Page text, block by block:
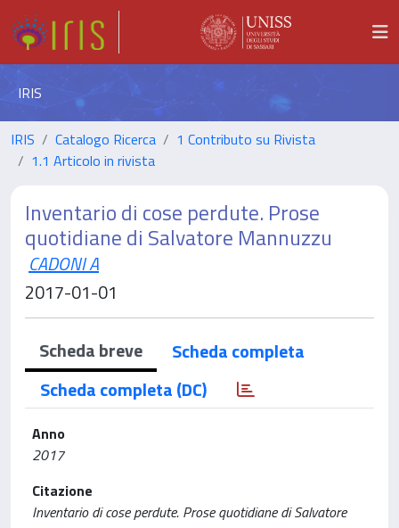
IRIS
IRIS Catalogo Ricerca
1 Contributo su Rivista
1.1 Articolo in rivista
Inventario di cose perdute. Prose
quotidiane di Salvatore Mannuzzu
CADONI A
2017-01-01
Scheda breve
Scheda completa
Scheda completa (DC)
Anno
2017
Citazione
Inventario di cose perdute. Prose quotidiane di Salvatore